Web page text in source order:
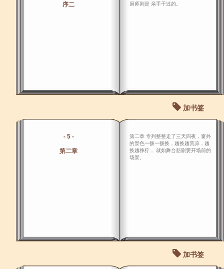
序二
厨师则是 亲手干过的。
加书签
- 5 -
第二章
第二章 专列整整走了三天四夜，窗外
的景色一拨一拨换，越换越荒凉，越
换越狰狞， 就如舞台悲剧要开场前的
场景。
加书签